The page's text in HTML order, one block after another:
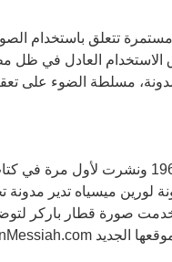
تتعلق باستخدام
العادل في ظل
مسلطة الضوء على
صورة قطار باركر